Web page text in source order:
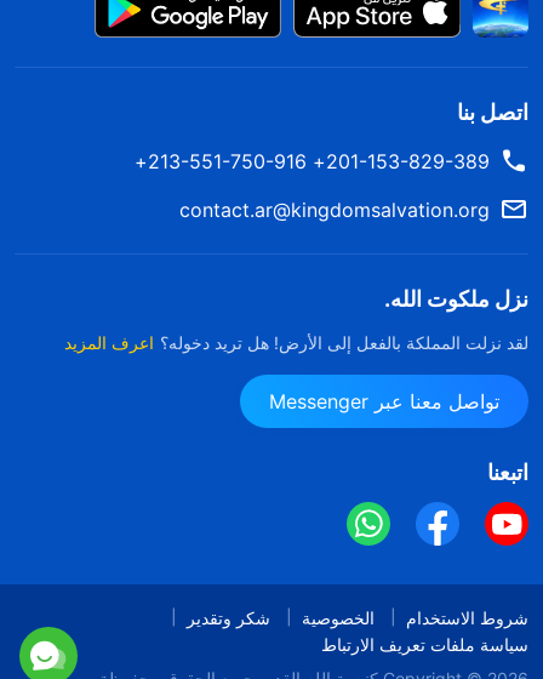
اتصل بنا
201-153-829-389+ 213-551-750-916+
contact.ar@kingdomsalvation.org
نزل ملكوت الله.
لقد نزلت المملكة بالفعل إلى الأرض! هل تريد دخوله؟ اعرف المزيد
تواصل معنا عبر Messenger
اتبعنا
شروط الاستخدام الخصوصية
شكر وتقدير
سياسة ملفات تعريف الارتباط